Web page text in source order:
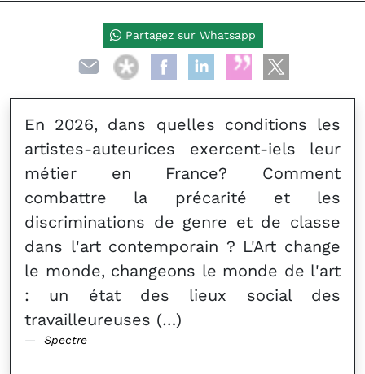
En 2026, dans quelles conditions les
artistes-auteurices exercent-iels leur
métier en France? Comment
combattre la précarité et les
discriminations de genre et de classe
dans l'art contemporain ? L'Art change
le monde, changeons le monde de l'art
: un état des lieux social des
travailleureuses (…)
Spectre
Partagez sur Whatsapp